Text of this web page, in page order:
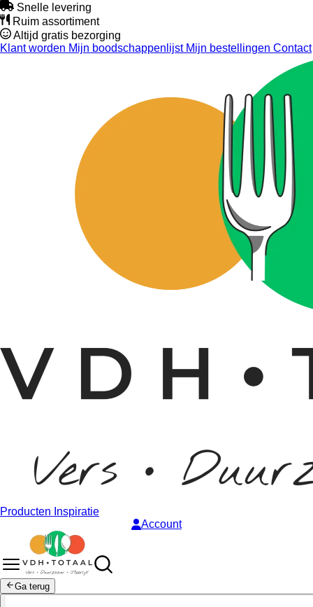
Snelle levering
Ruim assortiment
Altijd gratis bezorging
Klant worden Mijn boodschappenlijstMijn bestellingen Contact
Producten Inspiratie
Account
Ga terug